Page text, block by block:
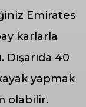
Emirates
karlarla
40
yapmak
olabilir.